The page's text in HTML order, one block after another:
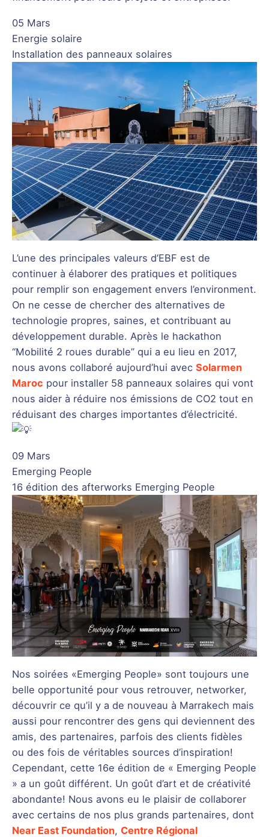
05 Mars
Energie solaire
Installation des panneaux solaires
L’une des principales valeurs d’EBF est de
continuer à élaborer des pratiques et politiques
pour remplir son engagement envers l’environment.
On ne cesse de chercher des alternatives de
technologie propres, saines, et contribuant au
développement durable. Après le hackathon
“Mobilité 2 roues durable” qui a eu lieu en 2017,
nous avons collaboré aujourd’hui avec Solarmen
Maroc pour installer 58 panneaux solaires qui vont
nous aider à réduire nos émissions de CO2 tout en
réduisant des charges importantes d’électricité.
09 Mars
Emerging People
16 édition des afterworks Emerging People
Nos soirées «Emerging People» sont toujours une
belle opportunité pour vous retrouver, networker,
découvrir ce qu’il y a de nouveau à Marrakech mais
aussi pour rencontrer des gens qui deviennent des
amis, des partenaires, parfois des clients fidèles
ou des fois de véritables sources d’inspiration!
Cependant, cette 16e édition de « Emerging People
» a un goût différent. Un goût d’art et de créativité
abondante! Nous avons eu le plaisir de collaborer
avec certains de nos plus grands partenaires, dont
Near East Foundation, Centre Régional